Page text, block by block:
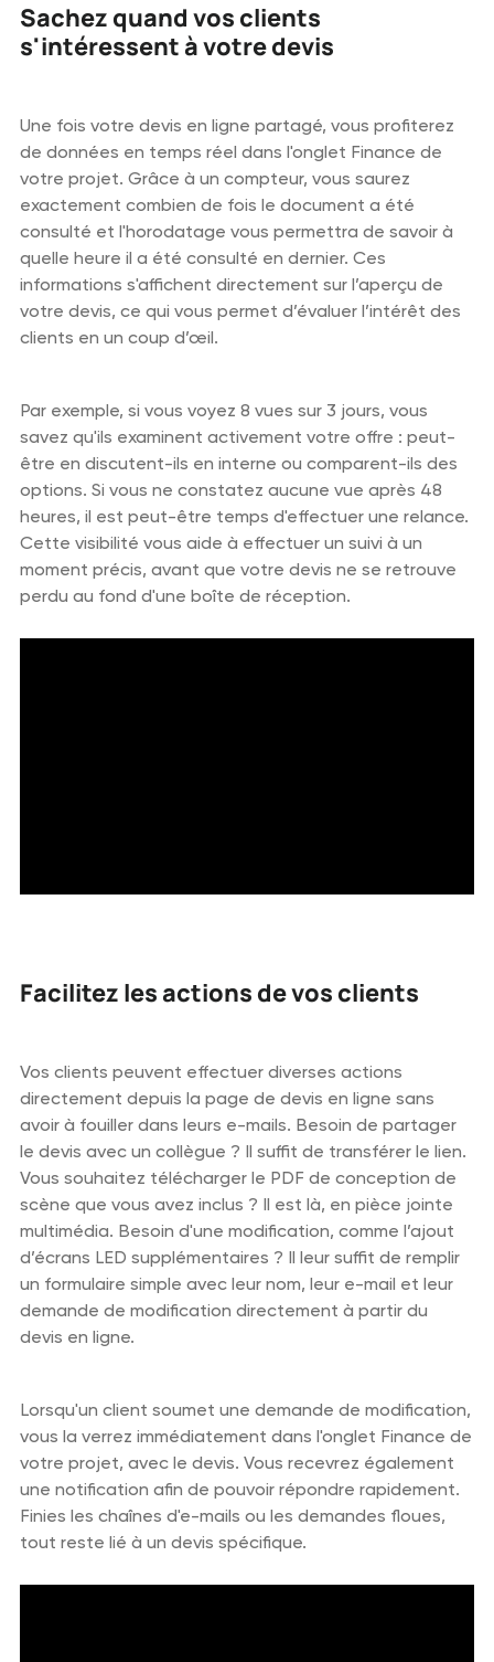
Sachez quand vos clients
s'intéressent à votre devis
Une fois votre devis en ligne partagé, vous profiterez
de données en temps réel dans l'onglet Finance de
votre projet. Grâce à un compteur, vous saurez
exactement combien de fois le document a été
consulté et l'horodatage vous permettra de savoir à
quelle heure il a été consulté en dernier. Ces
informations s'affichent directement sur l’aperçu de
votre devis, ce qui vous permet d’évaluer l’intérêt des
clients en un coup d’œil.
Par exemple, si vous voyez 8 vues sur 3 jours, vous
savez qu'ils examinent activement votre offre : peut-
être en discutent-ils en interne ou comparent-ils des
options. Si vous ne constatez aucune vue après 48
heures, il est peut-être temps d'effectuer une relance.
Cette visibilité vous aide à effectuer un suivi à un
moment précis, avant que votre devis ne se retrouve
perdu au fond d'une boîte de réception.
Facilitez les actions de vos clients
Vos clients peuvent effectuer diverses actions
directement depuis la page de devis en ligne sans
avoir à fouiller dans leurs e-mails. Besoin de partager
le devis avec un collègue ? Il suffit de transférer le lien.
Vous souhaitez télécharger le PDF de conception de
scène que vous avez inclus ? Il est là, en pièce jointe
multimédia. Besoin d'une modification, comme l’ajout
d’écrans LED supplémentaires ? Il leur suffit de remplir
un formulaire simple avec leur nom, leur e-mail et leur
demande de modification directement à partir du
devis en ligne.
Lorsqu'un client soumet une demande de modification,
vous la verrez immédiatement dans l'onglet Finance de
votre projet, avec le devis. Vous recevrez également
une notification afin de pouvoir répondre rapidement.
Finies les chaînes d'e-mails ou les demandes floues,
tout reste lié à un devis spécifique.